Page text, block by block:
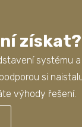
získat?
systému
si
výhody řešení.